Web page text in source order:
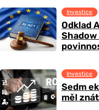
Odklad
Investice
Sedm
měl
Investice